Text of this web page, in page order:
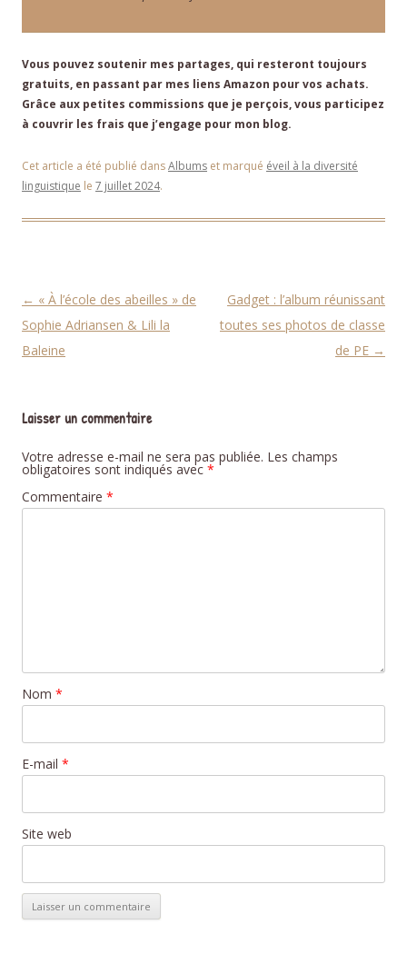
Vous pouvez soutenir mes partages, qui resteront toujours
gratuits, en passant par mes liens Amazon pour vos achats.
Grâce aux petites commissions que je perçois, vous participez
à couvrir les frais que j’engage pour mon blog.
Cet article a été publié dansAlbums et marqué éveil à la diversité
linguistique le 7 juillet 2024.
Navigation des articles
← « À l’école des abeilles » de
Sophie Adriansen & Lili la
Baleine
Gadget : l’album réunissant
toutes ses photos de classe
de PE →
Laisser un commentaire
Votre adresse e-mail ne sera pas publiée. Les champs
obligatoires sont indiqués avec *
Commentaire *
Nom *
E-mail *
Site web